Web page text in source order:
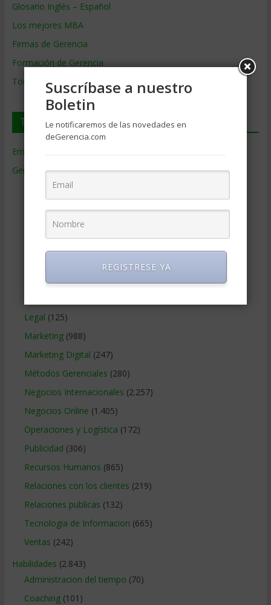
Glosario Inglés – Español
Los mejores MBA
Firmas de Gerencia
Formación de Gerencia
Todos los Temas
Temas de Gerencia
Empresas de Gerencia
Gerencia(9.477)
Ciencias Económicas
Educacion Gerencial
Estrategia Empresarial(304)
Gerencia social y ambiental
Legal (125)
Marketing(988)
Marketing Digital (247)
Métodos Gerenciales (280)
Negocios Internacionales (2.257)
Negocios Online (1.405)
Operaciones y Logística (172)
Publicidad (306)
Recursos Humanos (865)
Relaciones con los clientes (219)
Relaciones publicas (132)
Tecnologia de Informacion (665)
Ventas (242)
Habilidades (2.843)
Administracion del tiempo (70)
Coaching(101)
Suscríbase a nuestro
Boletin
Le notificaremos de las novedades en
deGerencia.com
REGISTRESE YA